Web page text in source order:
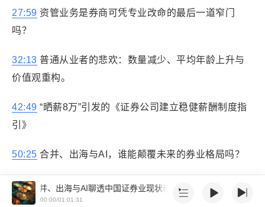
27:59 资管业务是券商可凭专业改命的最后一道窄门
吗？
32:13 普通从业者的悲欢：数量减少、平均年龄上升与
价值观重构。
42:49 “晒薪8万”引发的《证券公司建立稳健薪酬制度指
引》
50:25 合并、出海与AI，谁能颠覆未来的券业格局吗？
薪酬，合并、出海与AI聊透中国证券业现状和未来：资本、从业者与薪
00:00/01:01:31